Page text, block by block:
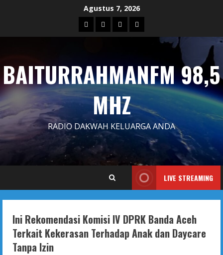
Agustus 7, 2026
Blog Contact
Us
Dengarkan
Siaran
Iklan
BAITURRAHMANFM 98,5
MHZ
RADIO DAKWAH KELUARGA ANDA
LIVE STREAMING
Ini Rekomendasi Komisi IV DPRK Banda Aceh
Terkait Kekerasan Terhadap Anak dan Daycare
Tanpa Izin